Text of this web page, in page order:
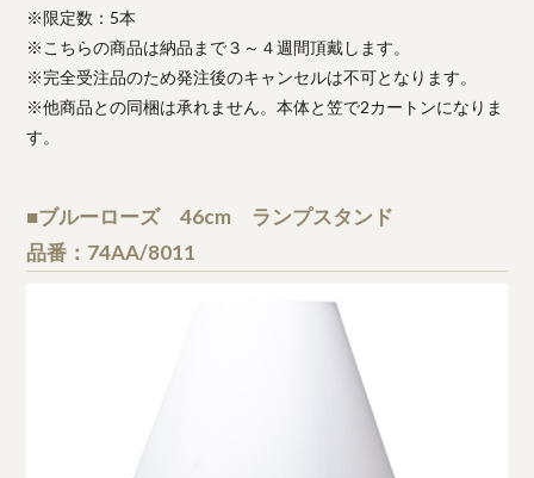
※限定数：5本
※こちらの商品は納品まで３～４週間頂戴します。
※完全受注品のため発注後のキャンセルは不可となります。
※他商品との同梱は承れません。本体と笠で2カートンになりま
す。
■ブルーローズ 46cm ランプスタンド
品番：74AA/8011